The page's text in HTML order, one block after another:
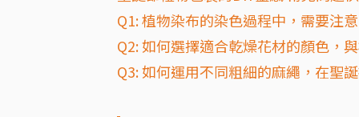
Q1: 植物染布的染色過程中，需要注
Q2: 如何選擇適合乾燥花材的顏色，
Q3: 如何運用不同粗細的麻繩，在聖